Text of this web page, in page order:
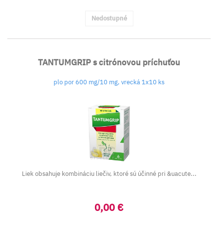
Nedostupné
TANTUMGRIP s citrónovou príchuťou
plo por 600 mg/10 mg, vrecká 1x10 ks
Liek obsahuje kombináciu liečiv, ktoré sú účinné pri &uacute...
0,00 €